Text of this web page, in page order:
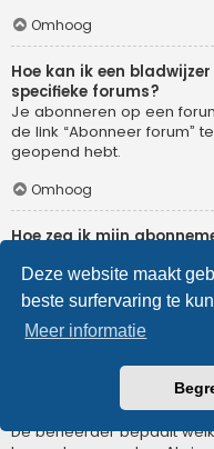
Deze website maakt
beste surfervaring te
Meer informatie
Omhoog
Hoe kan ik een
specifieke forums?
Je abonneren op een
de link “Abonneer forum”
geopend hebt.
Omhoog
Hoe zeg ik mijn
gebruikerspaneel en klik
Omhoog
Welke bijlagen worden
De beheerder bepaalt